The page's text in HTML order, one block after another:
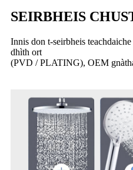
SEIRBHEIS
Innis don t-seirbheis
dhìth ort
(PVD / PLATING), OEM